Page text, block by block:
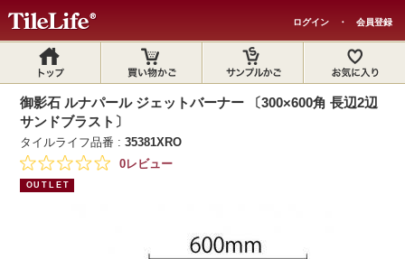
ログイン ・ 会員登録
御影石 ルナパール ジェットバーナー 〔300×600角 長辺2辺
サンドブラスト〕
タイルライフ品番 :35381XRO
0レビュー
OUTLET